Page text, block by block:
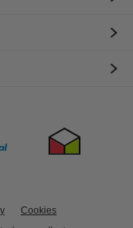
Cookies